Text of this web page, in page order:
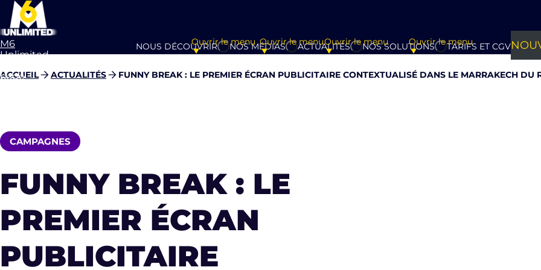
M6
Unlimited
page
NOUS DÉCOUVRIROuvrir le menuNOS MÉDIASOuvrir le menuACTUALITÉSOuvrir le menuNOS SOLUTIONSOuvrir le menuTARIFS ET CGV
ACCUEIL ACTUALITÉS FUNNY BREAK : LE PREMIER ÉCRAN PUBLICITAIRE CONTEXTUALISÉ DANS LE MARRAKECH DU
CAMPAGNES
FUNNY BREAK : LE
PREMIER ÉCRAN
PUBLICITAIRE